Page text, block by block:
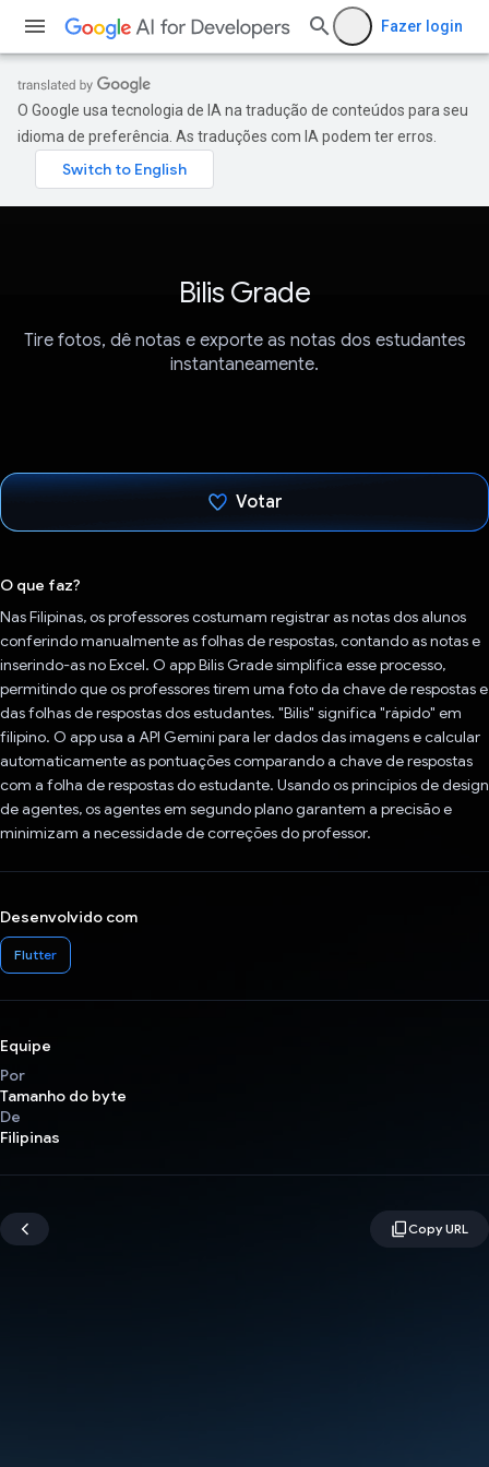
Fazer login
O Google usa tecnologia de IA na tradução de conteúdos para seu
idioma de preferência. As traduções com IA podem ter erros.
Bilis Grade
Tire fotos, dê notas e exporte as notas dos estudantes
instantaneamente.
Votar
O que faz?
Nas Filipinas, os professores costumam registrar as notas dos alunos
conferindo manualmente as folhas de respostas, contando as notas e
inserindo-as no Excel. O app Bilis Grade simplifica esse processo,
permitindo que os professores tirem uma foto da chave de respostas e
das folhas de respostas dos estudantes. "Bilis" significa "rápido" em
filipino. O app usa a API Gemini para ler dados das imagens e calcular
automaticamente as pontuações comparando a chave de respostas
com a folha de respostas do estudante. Usando os princípios de design
de agentes, os agentes em segundo plano garantem a precisão e
minimizam a necessidade de correções do professor.
Desenvolvido com
Flutter
Equipe
Por
Tamanho do byte
De
Filipinas